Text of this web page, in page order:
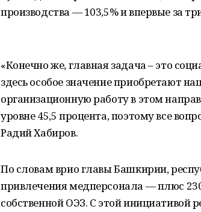
производства — 103,5% и впервые за
«Конечно же, главная задача – это
здесь особое значение приобретают
организационную работу в этом
уровне 45,5 процента, поэтому все
Радий Хабиров.
По словам врио главы Башкирии,
привлечения медперсонала — плюс
собственной ОЭЗ. С этой